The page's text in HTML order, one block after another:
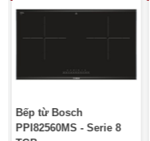
Bếp từ Bosch
PPI82560MS - Serie 8